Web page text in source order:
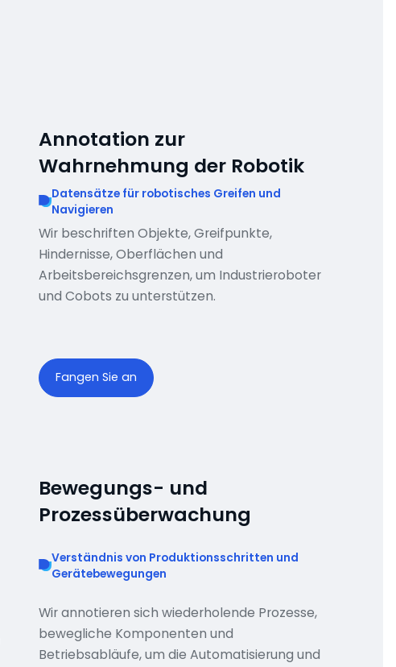
Annotation zur
Wahrnehmung der Robotik
Datensätze für robotisches Greifen und
Navigieren
Wir beschriften Objekte, Greifpunkte,
Hindernisse, Oberflächen und
Arbeitsbereichsgrenzen, um Industrieroboter
und Cobots zu unterstützen.
Fangen Sie an
Bewegungs- und
Prozessüberwachung
Verständnis von Produktionsschritten und
Gerätebewegungen
Wir annotieren sich wiederholende Prozesse,
bewegliche Komponenten und
Betriebsabläufe, um die Automatisierung und